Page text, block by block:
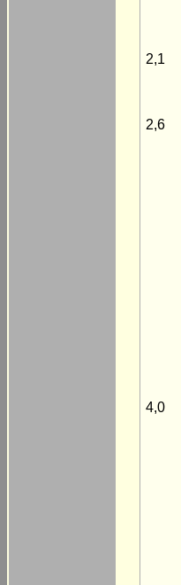
2,1
2,6
4,0